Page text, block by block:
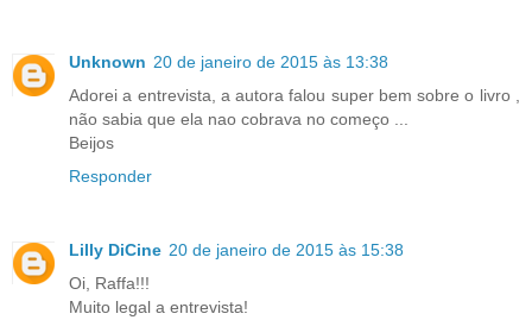
Unknown 20 de janeiro de 2015 às 13:38
Adorei a entrevista, a autora falou super bem sobre o livro ,
não sabia que ela nao cobrava no começo ...
Beijos
Responder
Lilly DiCine 20 de janeiro de 2015 às 15:38
Oi, Raffa!!!
Muito legal a entrevista!